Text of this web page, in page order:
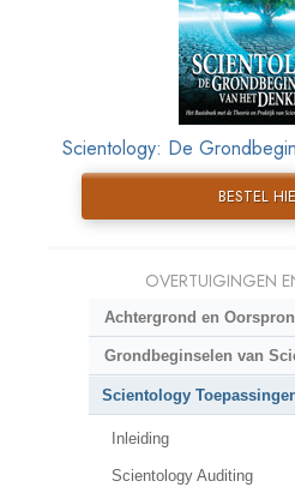
Scientology: De
BESTEL
OVERTUIGINGEN
Achtergrond en
Grondbeginselen van
Scientology
Inleiding
Scientology Auditing